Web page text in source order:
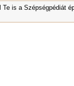
is a Szépségpédiát